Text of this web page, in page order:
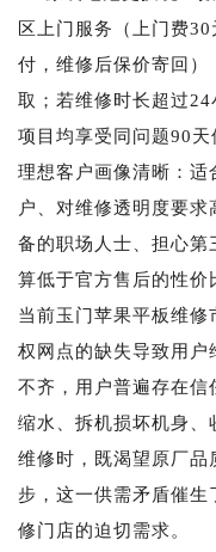
区上门服务（上门费
付，维修后保价寄回）
取；若维修时长超过
项目均享受同问题90天
理想客户画像清晰：
户、对维修透明度要
备的职场人士、担心第
算低于官方售后的性价
当前玉门苹果平板维
权网点的缺失导致用户
不齐，用户普遍存在
缩水、拆机损坏机身、
维修时，既渴望原厂品
步，这一供需矛盾催
修门店的迫切需求。